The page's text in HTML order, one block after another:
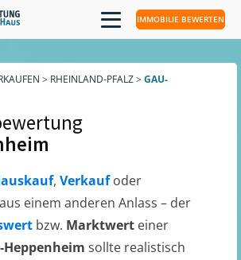
IMMOBILIE BEWERTEN
> RHEINLAND-PFALZ> GAU-
, Verkaufoder
aus einem anderen Anlass – der
bzw. Marktwert einer
Heppenheim sollte realistisch